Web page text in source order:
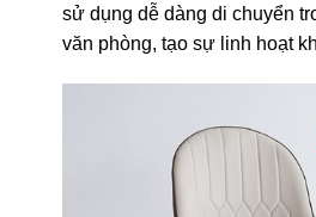
sử dụng dễ dàng di chuyển
văn phòng, tạo sự linh hoạt